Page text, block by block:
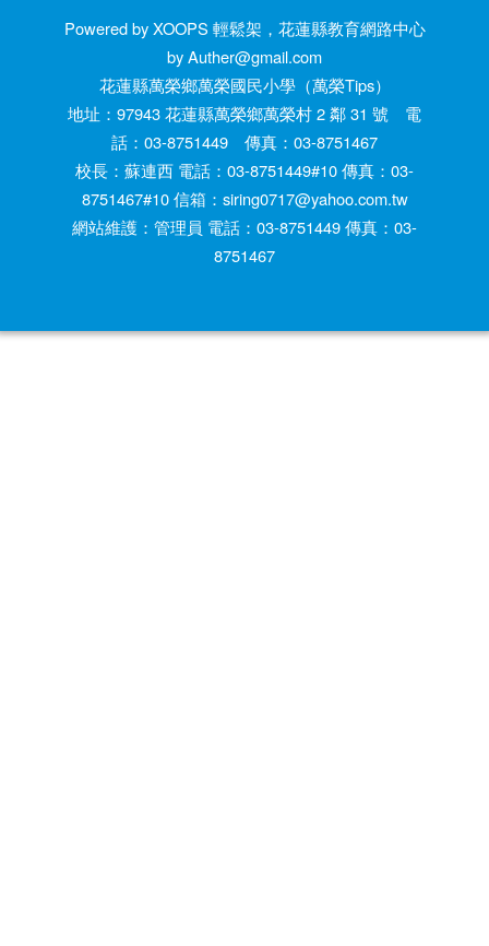
Powered by XOOPS 輕鬆架，花蓮縣教育網路中心
by Auther@gmail.com
花蓮縣萬榮鄉萬榮國民小學（萬榮Tips）
地址：97943 花蓮縣萬榮鄉萬榮村 2 鄰 31 號 電
話：03-8751449 傳真：03-8751467
校長：蘇連西 電話：03-8751449#10 傳真：03-
8751467#10 信箱：siring0717@yahoo.com.tw
網站維護：管理員 電話：03-8751449 傳真：03-
8751467